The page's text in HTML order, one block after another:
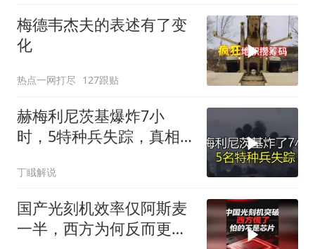
梅德韦杰夫的表述有了变
化
热点一网打尽 127跟贴
赫梅利尼茨基爆炸7小
时，5特种兵失踪，真相
丁睋解说
国产光刻机效率仅阿斯麦
一半，西方为何反而更